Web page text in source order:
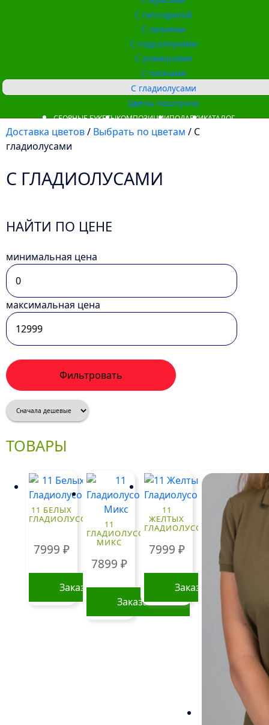
С гипсофилой
С лилиями
С подсолнухами
С ромашками
С пионами
С гладиолусами
Цветы поштучно
СБОРНЫЕ БУКЕТЫКОМПОЗИЦИИПОДАРКИКАТАЛОГ
Доставка цветов/ Выбрать по цветам / С
гладиолусами
С ГЛАДИОЛУСАМИ
НАЙТИ ПО ЦЕНЕ
минимальная цена
максимальная цена
Фильтровать
ТОВАРЫ
11 БЕЛЫХ
ГЛАДИОЛУСОВ
7999 ₽
Заказать
11
ГЛАДИОЛУСОВ
МИКС
7899 ₽
Заказать
11
ЖЕЛТЫХ
ГЛАДИОЛУСОВ
7999 ₽
Заказать